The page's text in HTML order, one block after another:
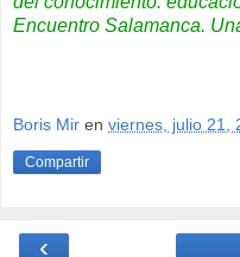
Encuentro Salamanca.
Boris Mir en viernes, julio 21,
Compartir
‹